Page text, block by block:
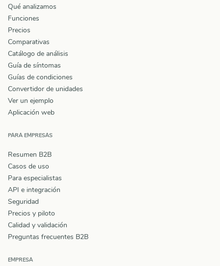
Qué analizamos
Funciones
Precios
Comparativas
Catálogo de análisis
Guía de síntomas
Guías de condiciones
Convertidor de unidades
Ver un ejemplo
Aplicación web
PARA EMPRESAS
Resumen B2B
Casos de uso
Para especialistas
API e integración
Seguridad
Precios y piloto
Calidad y validación
Preguntas frecuentes B2B
EMPRESA